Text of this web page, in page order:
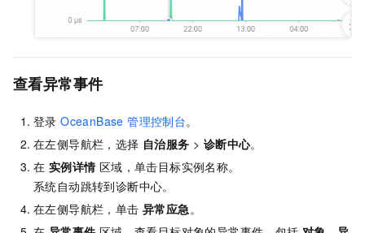
查看异常事件
登录OceanBase 管理控制台。
在左侧导航栏，选择 自治服务 > 诊断中心。
在 实例详情区域，单击目标实例名称。
系统自动跳转到诊断中心。
在左侧导航栏，单击 异常应急。